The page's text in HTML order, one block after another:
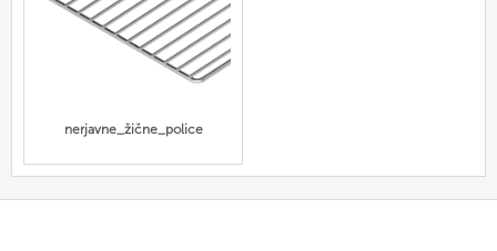
nerjavne_žične_police